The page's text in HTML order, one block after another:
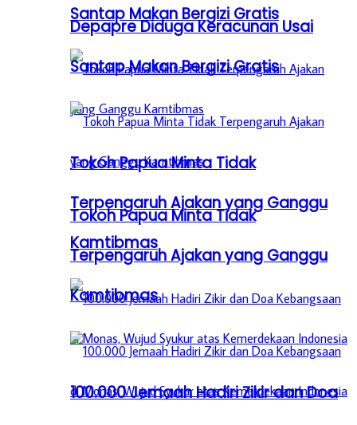
Santap Makan Bergizi Gratis
Tokoh Papua Minta Tidak
Terpengaruh Ajakan yang Ganggu
Kamtibmas
100.000 Jemaah Hadiri Zikir dan Doa
Depapre Diduga Keracunan Usai
Santap Makan Bergizi Gratis
Tokoh Papua Minta Tidak
Terpengaruh Ajakan yang Ganggu
Kamtibmas